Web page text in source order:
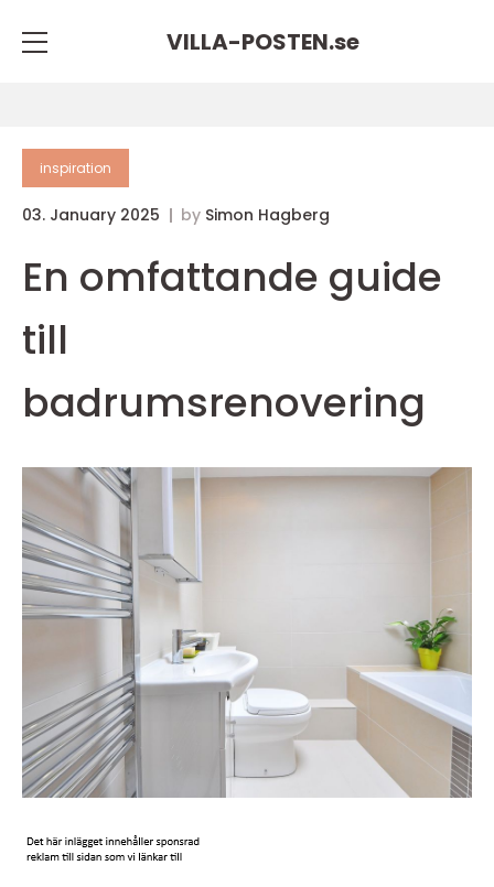
VILLA-POSTEN.se
inspiration
03. January 2025 by Simon Hagberg
En omfattande guide
till
badrumsrenovering